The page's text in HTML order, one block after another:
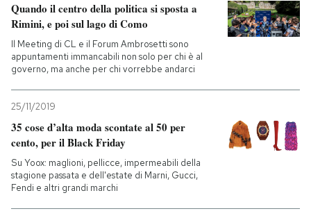
Quando il centro della politica si sposta a
Rimini, e poi sul lago di Como
Il Meeting di CL e il Forum Ambrosetti sono
appuntamenti immancabili non solo per chi è al
governo, ma anche per chi vorrebbe andarci
25/11/2019
35 cose d’alta moda scontate al 50 per
cento, per il Black Friday
Su Yoox: maglioni, pellicce, impermeabili della
stagione passata e dell'estate di Marni, Gucci,
Fendi e altri grandi marchi